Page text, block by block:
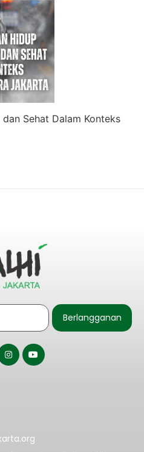
Sehat Dalam Konteks
Berlangganan